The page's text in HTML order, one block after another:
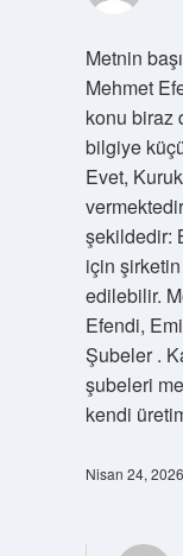
Metnin
Mehmet
konu biraz
bilgiye
Evet,
şekildedir:
için
edilebilir.
Efendi,
Şubeler .
şubeleri
kendi
Nisan 24, 2026